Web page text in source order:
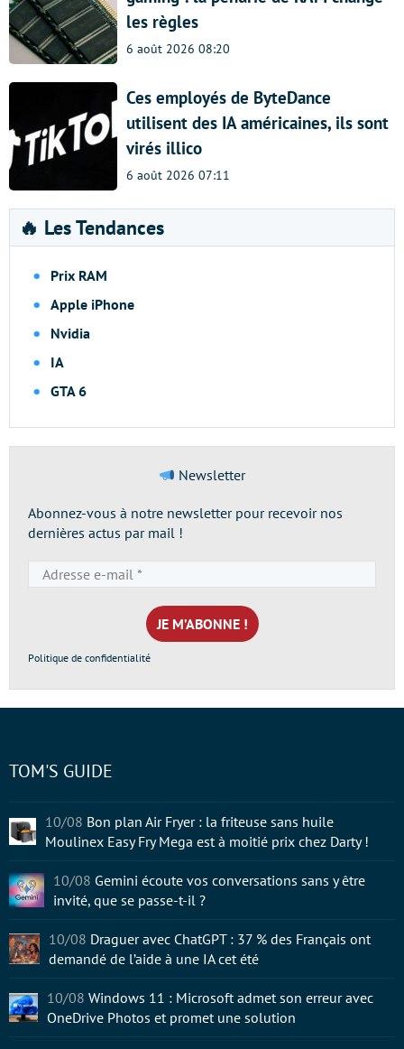
les règles
6 août 2026 08:20
Ces employés de ByteDance
utilisent des IA américaines, ils sont
virés illico
6 août 2026 07:11
🔥 Les Tendances
Prix RAM
Apple iPhone
Nvidia
IA
GTA 6
Newsletter
Abonnez-vous à notre newsletter pour recevoir nos
dernières actus par mail !
e-
mail
*
Politique de confidentialité
TOM'S GUIDE
10/08 Bon plan Air Fryer : la friteuse sans huile
Moulinex Easy Fry Mega est à moitié prix chez Darty !
10/08 Gemini écoute vos conversations sans y être
invité, que se passe-t-il ?
10/08 Draguer avec ChatGPT : 37 % des Français ont
demandé de l’aide à une IA cet été
10/08 Windows 11 : Microsoft admet son erreur avec
OneDrive Photos et promet une solution